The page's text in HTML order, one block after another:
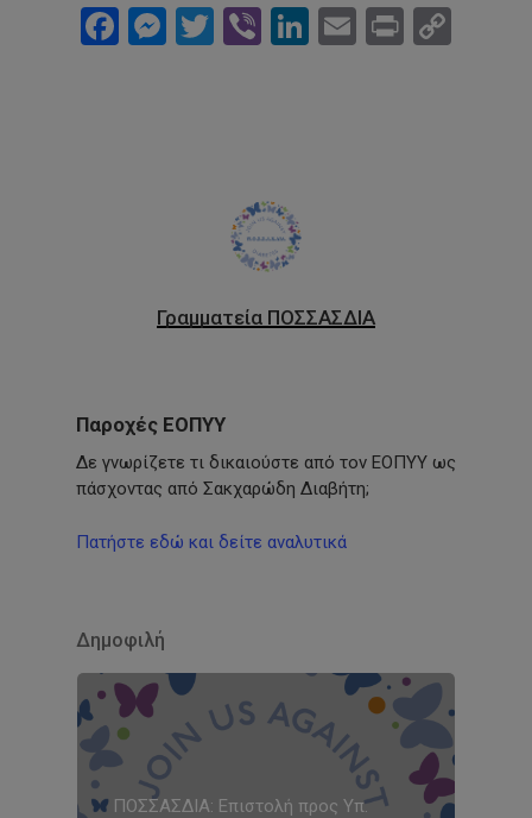
Facebook
Messenger
Twitter
ViberLinkedIn
Email
Print
Γραμματεία ΠΟΣΣΑΣΔΙΑ
Παροχές ΕΟΠΥΥ
Δε γνωρίζετε τι δικαιούστε από τον ΕΟΠΥΥ ως
πάσχοντας από Σακχαρώδη Διαβήτη;
Πατήστε εδώ και δείτε αναλυτικά
Δημοφιλή
ΠΟΣΣΑΣΔΙΑ: Επιστολή προς Υπ.